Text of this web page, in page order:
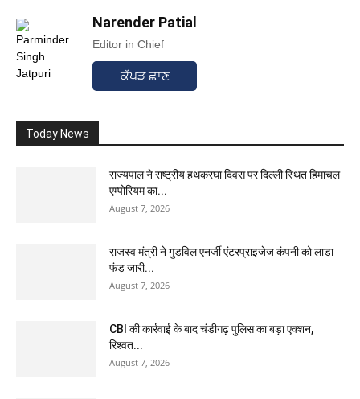
Narender Patial
Editor in Chief
ਕੱਪੜ ਛਾਣ
Today News
राज्यपाल ने राष्ट्रीय हथकरघा दिवस पर दिल्ली स्थित हिमाचल
एम्पोरियम का...
August 7, 2026
राजस्व मंत्री ने गुडविल एनर्जी एंटरप्राइजेज कंपनी को लाडा
फंड जारी...
August 7, 2026
CBI की कार्रवाई के बाद चंडीगढ़ पुलिस का बड़ा एक्शन,
रिश्वत...
August 7, 2026